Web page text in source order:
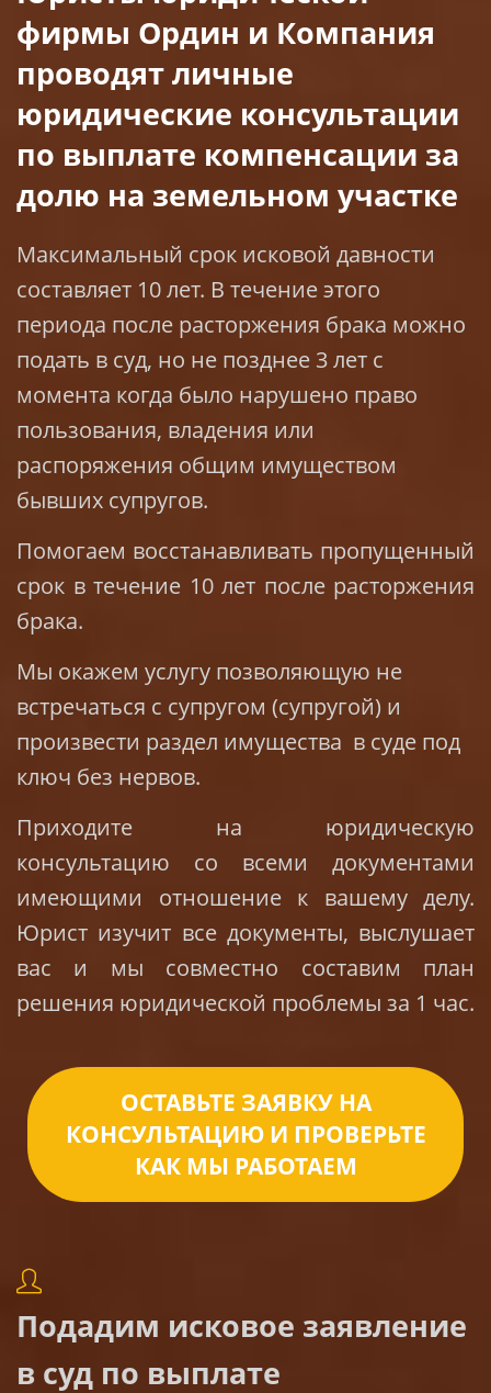
фирмы Ордин и Компания
проводят личные
юридические консультации
по выплате компенсации за
долю на земельном участке
Максимальный срок исковой давности
составляет 10 лет. В течение этого
периода после расторжения брака можно
подать в суд, но не позднее 3 лет с
момента когда было нарушено право
пользования, владения или
распоряжения общим имуществом
бывших супругов.
Помогаем восстанавливать пропущенный
срок в течение 10 лет после расторжения
брака.
Мы окажем услугу позволяющую не
встречаться с супругом (супругой) и
произвести раздел имущества в суде под
ключ без нервов.
Приходите на юридическую
консультацию со всеми документами
имеющими отношение к вашему делу.
Юрист изучит все документы, выслушает
вас и мы совместно составим план
решения юридической проблемы за 1 час.
ОСТАВЬТЕ ЗАЯВКУ НА
КОНСУЛЬТАЦИЮ И ПРОВЕРЬТЕ
КАК МЫ РАБОТАЕМ
Подадим исковое заявление
в суд по выплате